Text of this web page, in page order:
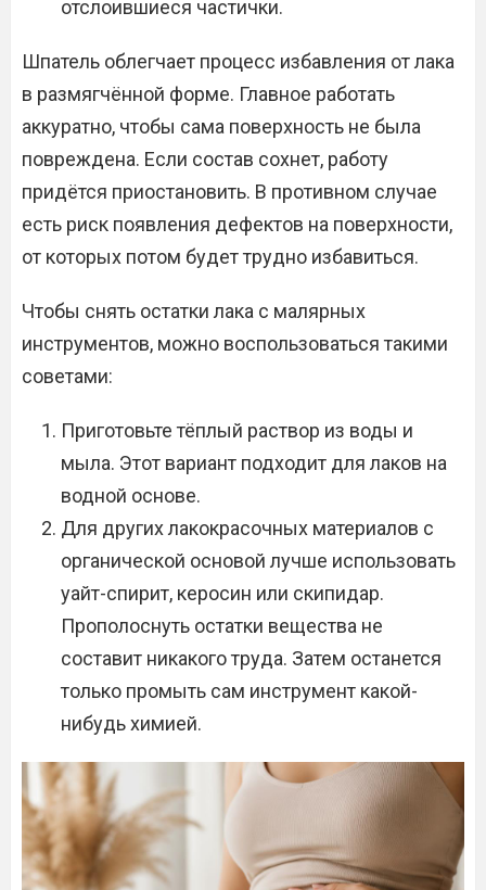
отслоившиеся частички.
Шпатель облегчает процесс избавления от лака
в размягчённой форме. Главное работать
аккуратно, чтобы сама поверхность не была
повреждена. Если состав сохнет, работу
придётся приостановить. В противном случае
есть риск появления дефектов на поверхности,
от которых потом будет трудно избавиться.
Чтобы снять остатки лака с малярных
инструментов, можно воспользоваться такими
советами:
Приготовьте тёплый раствор из воды и
мыла. Этот вариант подходит для лаков на
водной основе.
Для других лакокрасочных материалов с
органической основой лучше использовать
уайт-спирит, керосин или скипидар.
Прополоснуть остатки вещества не
составит никакого труда. Затем останется
только промыть сам инструмент какой-
нибудь химией.